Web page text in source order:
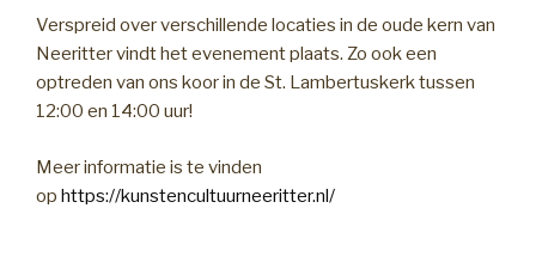
Verspreid over verschillende locaties in de oude kern van
Neeritter vindt het evenement plaats. Zo ook een
optreden van ons koor in de St. Lambertuskerk tussen
12:00 en 14:00 uur!
Meer informatie is te vinden
op https://kunstencultuurneeritter.nl/